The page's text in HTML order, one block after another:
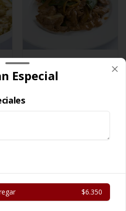
Cerdo Mongoliano
Especial
$6.350